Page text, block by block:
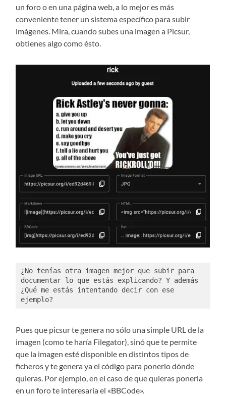
un foro o en una página web, a lo mejor es más
conveniente tener un sistema específico para subir
imágenes. Mira, cuando subes una imagen a Picsur,
obtienes algo como ésto.
¿No tenías otra imagen mejor que subir para
documentar lo que estás explicando? Y además
¿Qué me estás intentando decir con ese
ejemplo?
Pues que picsur te genera no sólo una simple URL de la
imagen (como te haría Filegator), sinó que te permite
que la imagen esté disponible en distintos tipos de
ficheros y te genera ya el código para ponerlo dónde
quieras. Por ejemplo, en el caso de que quieras ponerla
en un foro te interesaría el «BBCode».